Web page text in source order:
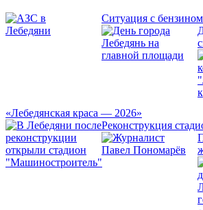
Ситуация с
«Лебедянская краса — 2026»
Реконструкция